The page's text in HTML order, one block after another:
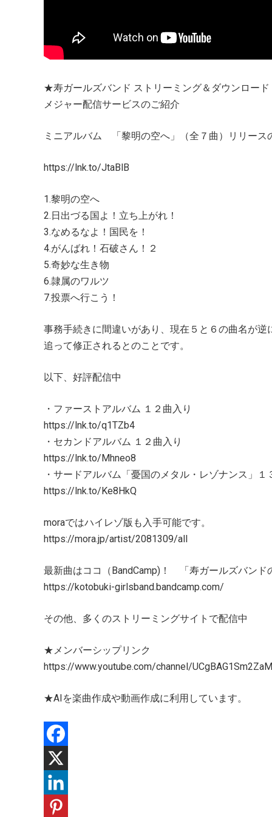
★寿ガールズバンド ストリーミング＆ダウンロード
メジャー配信サービスのご紹介
ミニアルバム 「黎明の空へ」（全７曲）リリース
https://lnk.to/JtaBlB
1.黎明の空へ
2.日出づる国よ！立ち上がれ！
3.なめるなよ！国民を！
4.がんばれ！石破さん！２
5.奇妙な生き物
6.隷属のワルツ
7.投票へ行こう！
事務手続きに間違いがあり、現在５と６の曲名が逆
追って修正されるとのことです。
以下、好評配信中
・ファーストアルバム １２曲入り
https://lnk.to/q1TZb4
・セカンドアルバム １２曲入り
https://lnk.to/Mhneo8
・サードアルバム「憂国のメタル・レゾナンス」
https://lnk.to/Ke8HkQ
moraではハイレゾ版も入手可能です。
https://mora.jp/artist/2081309/all
最新曲はココ（BandCamp)！ 「寿ガールズバンド
https://kotobuki-girlsband.bandcamp.com/
その他、多くのストリーミングサイトで配信中
★メンバーシップリンク
https://www.youtube.com/channel/
★AIを楽曲作成や動画作成に利用しています。